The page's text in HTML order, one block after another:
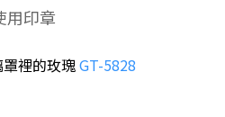
用印章
裡的玫瑰GT-5828